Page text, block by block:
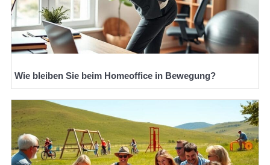
Wie bleiben Sie beim Homeoffice in Bewegung?